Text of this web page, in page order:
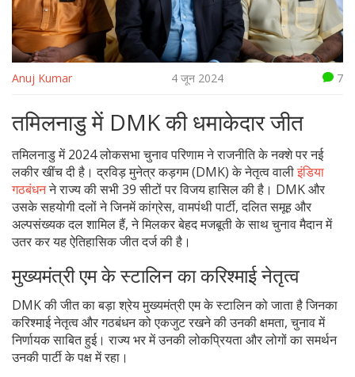
Anuj Kumar 4 जून 2024 7
तमिलनाडु में DMK की धमाकेदार जीत
तमिलनाडु में 2024 लोकसभा चुनाव परिणाम ने राजनीति के नक्शे पर नई
लकीर खींच दी है। द्रविड़ मुनेत्र कड़गम (DMK) के नेतृत्व वालीइंडिया
गठबंधनने राज्य की सभी 39 सीटों पर विजय हासिल की है। DMK और
उसके सहयोगी दलों ने जिनमें कांग्रेस, वामपंथी पार्टी, दलित समूह और
अल्पसंख्यक दल शामिल हैं, ने मिलकर बेहद मजबूती के साथ चुनाव मैदान में
उतर कर यह ऐतिहासिक जीत दर्ज की है।
मुख्यमंत्री एम के स्टालिन का करिश्माई नेतृत्व
DMK की जीत का बड़ा श्रेय मुख्यमंत्री एम के स्टालिन को जाता है जिनका
करिश्माई नेतृत्व और गठबंधन को एकजुट रखने की उनकी क्षमता, चुनाव में
निर्णायक साबित हुई। राज्य भर में उनकी लोकप्रियता और लोगों का समर्थन
उनकी पार्टी के पक्ष में रहा।